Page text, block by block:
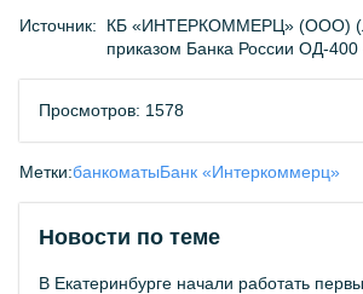
Источник:
КБ «ИНТЕРКОММЕРЦ» (ООО)
приказом Банка России ОД-400
Просмотров: 1578
Метки:банкоматыБанк «Интеркоммерц»
Новости по теме
В Екатеринбурге начали работать